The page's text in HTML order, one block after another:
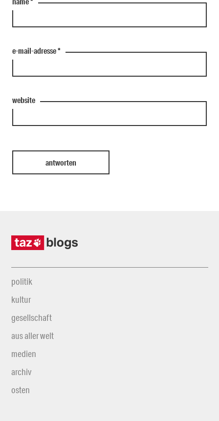
e-mail-adresse*
website
politik
kultur
gesellschaft
aus aller welt
medien
archiv
osten